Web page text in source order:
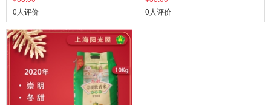
0人评价
0人评价